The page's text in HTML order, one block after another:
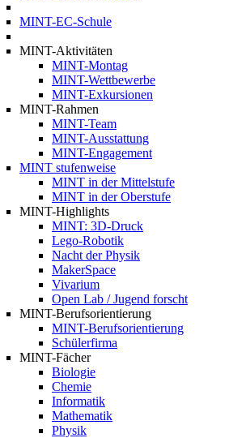
MINT-EC-Schule
MINT-Aktivitäten
MINT-Montag
MINT-Wettbewerbe
MINT-Exkursionen
MINT-Rahmen
MINT-Team
MINT-Ausstattung
MINT-Engagement
MINT stufenweise
MINT in der Mittelstufe
MINT in der Oberstufe
MINT-Highlights
MINT: 3D-Druck
Lego-Robotik
Nacht der Physik
MakerSpace
Vivarium
Open Lab / Jugend forscht
MINT-Berufsorientierung
MINT-Berufsorientierung
Schülerfirma
MINT-Fächer
Biologie
Chemie
Informatik
Mathematik
Physik